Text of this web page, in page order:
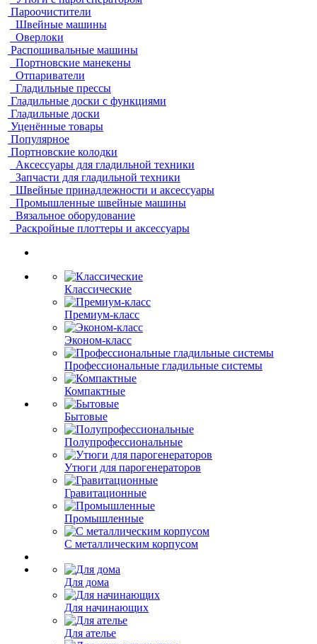
Пароочистители
Швейные машины
Оверлоки
Распошивальные машины
Портновские манекены
Отпариватели
Гладильные прессы
Гладильные доски с функциями
Гладильные доски
Уценённые товары
Популярное
Портновские колодки
Аксессуары для гладильной техники
Запчасти для гладильной техники
Швейные принадлежности и аксессуары
Промышленные швейные машины
Вязальное оборудование
Раскройные плоттеры и аксессуары
Классические
Премиум-класс
Эконом-класс
Профессиональные гладильные системы
Компактные
Бытовые
Полупрофессиональные
Утюги для парогенераторов
Гравитационные
Промышленные
С металлическим корпусом
Для дома
Для начинающих
Для ателье